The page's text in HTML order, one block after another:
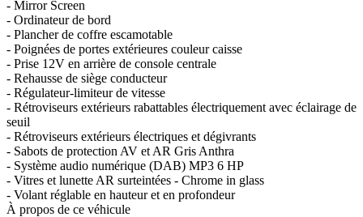
- Mirror Screen
- Ordinateur de bord
- Plancher de coffre escamotable
- Poignées de portes extérieures couleur caisse
- Prise 12V en arrière de console centrale
- Rehausse de siège conducteur
- Régulateur-limiteur de vitesse
- Rétroviseurs extérieurs rabattables électriquement avec éclairage de
seuil
- Rétroviseurs extérieurs électriques et dégivrants
- Sabots de protection AV et AR Gris Anthra
- Système audio numérique (DAB) MP3 6 HP
- Vitres et lunette AR surteintées - Chrome in glass
- Volant réglable en hauteur et en profondeur
À propos de ce véhicule